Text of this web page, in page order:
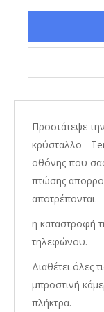
Προστάτεψε
κρύσταλλο -
οθόνης που
πτώσης
αποτρέπονται
η καταστροφή
τηλεφώνου.
Διαθέτει όλες
μπροστινή
πλήκτρα.